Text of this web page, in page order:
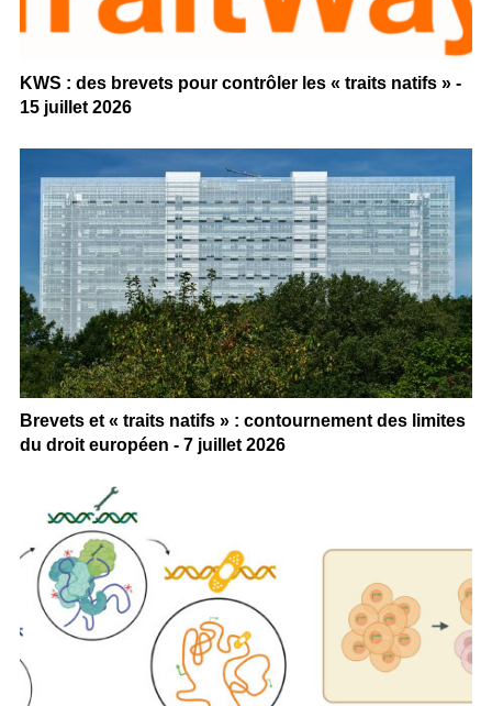
KWS : des brevets pour contrôler les « traits natifs » -
15 juillet 2026
Brevets et « traits natifs » : contournement des limites
du droit européen - 7 juillet 2026